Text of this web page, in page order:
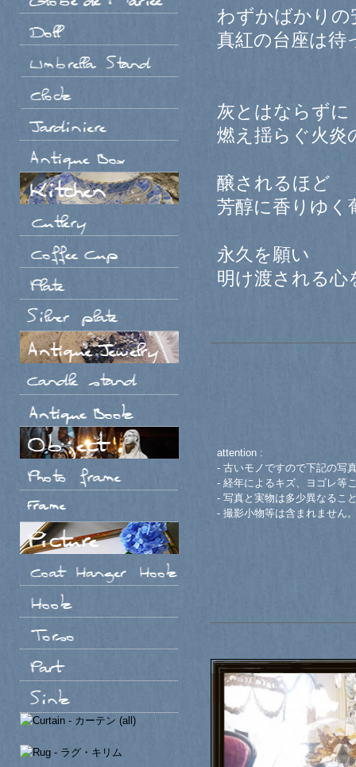
わずかばかり
真紅の台座は待
灰とはならずに
燃え揺らぐ火炎
醸されるほど
芳醇に香りゆく
永久を願い
明け渡される
attention :
- 古いモノですので下記の写
- 経年によるキズ、ヨゴレ等
- 写真と実物は多少異なるこ
- 撮影小物等は含まれません